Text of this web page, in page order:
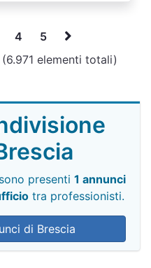
4
5
elementi totali)
presenti 1 annunci
tra professionisti.
di Brescia